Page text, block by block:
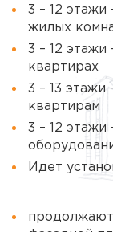
3 – 12 этажи
жилых
3 – 12 этажи
квартирах
3 – 13 этажи
квартирам
3 – 12 этажи
Идет